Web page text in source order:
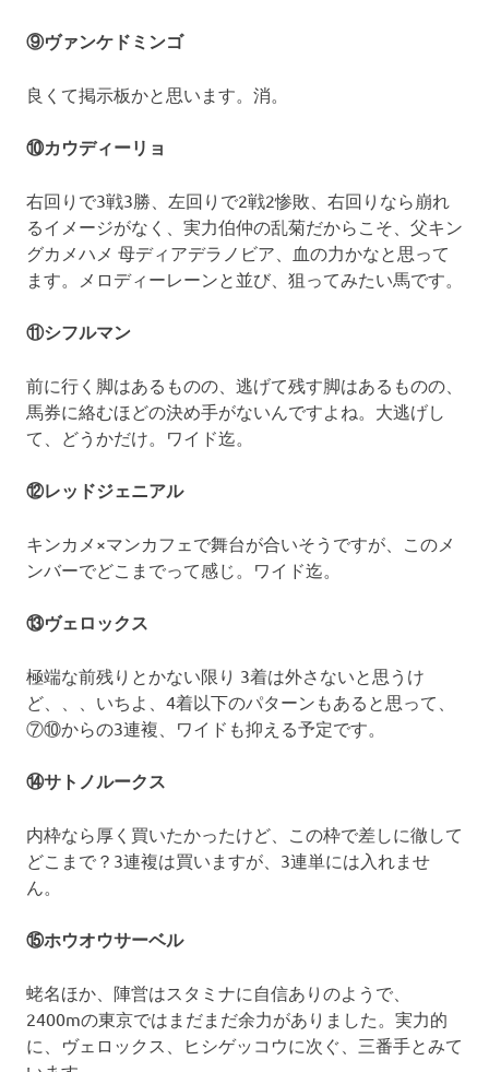
⑨ヴァンケドミンゴ
良くて掲示板かと思います。消。
⑩カウディーリョ
右回りで3戦3勝、左回りで2戦2惨敗、右回りなら崩れ
るイメージがなく、実力伯仲の乱菊だからこそ、父キン
グカメハメ 母ディアデラノビア、血の力かなと思って
ます。メロディーレーンと並び、狙ってみたい馬です。
⑪シフルマン
前に行く脚はあるものの、逃げて残す脚はあるものの、
馬券に絡むほどの決め手がないんですよね。大逃げし
て、どうかだけ。ワイド迄。
⑫レッドジェニアル
キンカメ×マンカフェで舞台が合いそうですが、このメ
ンバーでどこまでって感じ。ワイド迄。
⑬ヴェロックス
極端な前残りとかない限り 3着は外さないと思うけ
ど、、、いちよ、4着以下のパターンもあると思って、
⑦⑩からの3連複、ワイドも抑える予定です。
⑭サトノルークス
内枠なら厚く買いたかったけど、この枠で差しに徹して
どこまで？3連複は買いますが、3連単には入れませ
ん。
⑮ホウオウサーベル
蛯名ほか、陣営はスタミナに自信ありのようで、
2400mの東京ではまだまだ余力がありました。実力的
に、ヴェロックス、ヒシゲッコウに次ぐ、三番手とみて